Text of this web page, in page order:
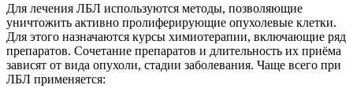
Для лечения ЛБЛ используются методы, позволяющие
уничтожить активно пролиферирующие опухолевые клетки.
Для этого назначаются курсы химиотерапии, включающие ряд
препаратов. Сочетание препаратов и длительность их приёма
зависят от вида опухоли, стадии заболевания. Чаще всего при
ЛБЛ применяется: